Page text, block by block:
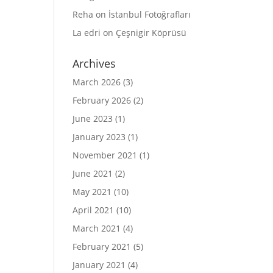
Reha on İstanbul Fotoğrafları
La edri on Çeşnigir Köprüsü
Archives
March 2026 (3)
February 2026 (2)
June 2023 (1)
January 2023 (1)
November 2021 (1)
June 2021 (2)
May 2021 (10)
April 2021 (10)
March 2021 (4)
February 2021 (5)
January 2021 (4)